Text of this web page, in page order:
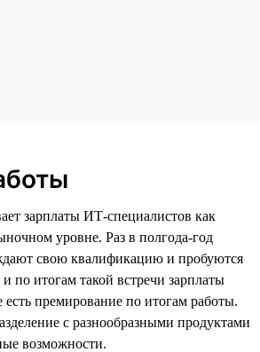
зарплаты ИТ-специалистов как
уровне. Раз в полгода-год
свою квалификацию и пробуются
по итогам такой встречи зарплаты
премирование по итогам работы.
с разнообразными продуктами
возможности.